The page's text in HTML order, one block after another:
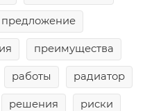
предложение
преимущества
работы радиатор
решения риски